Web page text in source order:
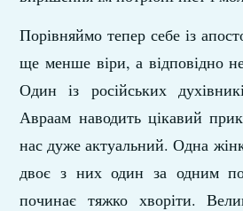
Порівняймо тепер себе із
ще менше віри, а відповідно
Один із російських
Авраам наводить цікавий
нас дуже актуальний. Одна
двоє з них один за одним
починає тяжко хворіти.